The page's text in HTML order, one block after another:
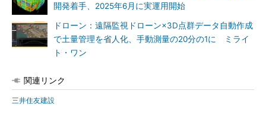
開発着手、2025年6月に実運用開始
ドローン：遠隔監視ドローン×3D点群データ自動作成
で土量管理を省人化、手動測量の20分の1に ミライ
ト・ワン
関連リンク
三井住友建設